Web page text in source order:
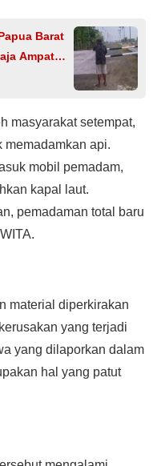
Barat
Ampat
masyarakat setempat,
memadamkan api.
mobil pemadam,
kapal laut.
pemadaman total baru
material diperkirakan
yang terjadi
yang dilaporkan dalam
hal yang patut